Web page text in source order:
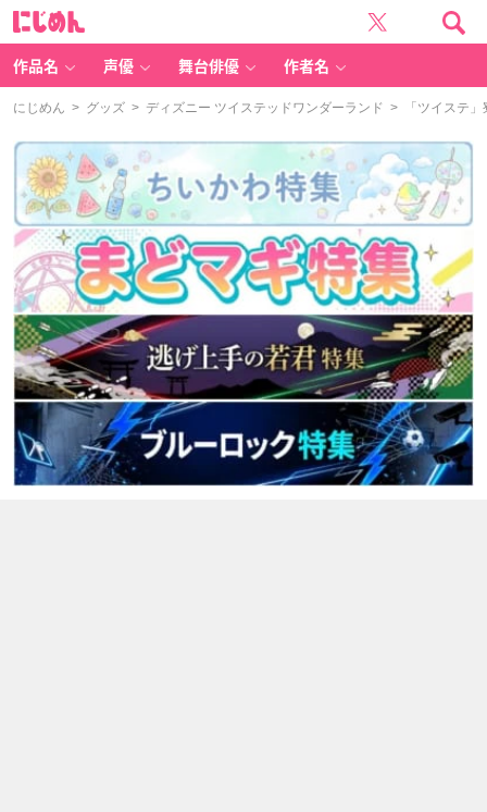
作品名 声優 舞台俳優 作者名
にじめん > グッズ > ディズニー ツイステッドワンダーランド > 「ツイステ」